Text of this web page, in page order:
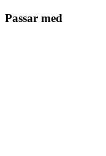
Passar med